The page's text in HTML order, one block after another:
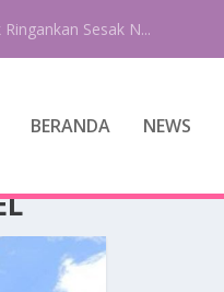
Sesak N...
BERANDA NEWS